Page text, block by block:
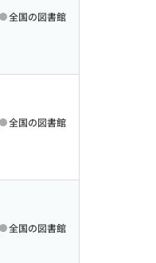
全国の図書館
全国の図書館
全国の図書館